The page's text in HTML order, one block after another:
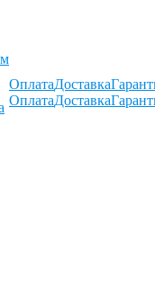
Оплата
Оплата
Доставка
Доставка